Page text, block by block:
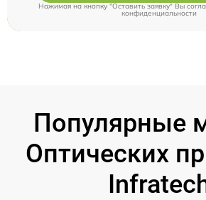
Нажимая на кнопку "Оставить заявку" Вы
конфиденциальности
Популярные
Оптических